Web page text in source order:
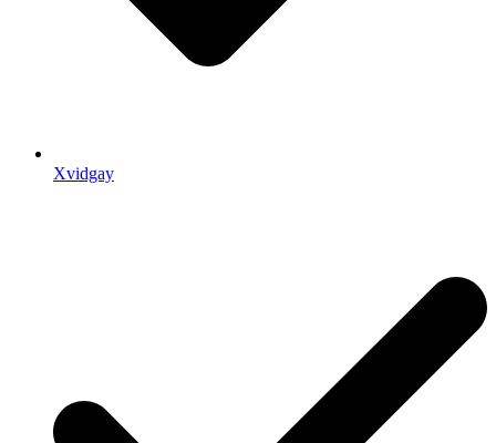
Xvidgay